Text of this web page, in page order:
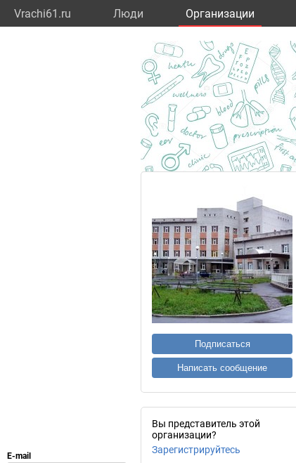
Vrachi61.ru Люди Организации
Подписаться
Написать сообщение
Вы представитель этой
организации?
Зарегистрируйтесь